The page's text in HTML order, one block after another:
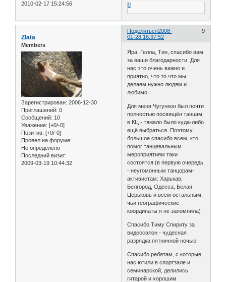
2010-02-17 15:24:56
0
Поделиться 9
2008-
01-28 16:37:52
Zlata
Members
Зарегистрирован: 2006-12-30
Приглашений: 0
Сообщений: 10
Уважение: [+0/-0]
Позитив: [+0/-0]
Провел на форуме:
Не определено
Последний визит:
2009-03-19 10:44:32
Яра, Гелла, Тин, спасибо вам
за ваши благодарности. Для
нас это очень важно и
приятно, что то что мы
делаем нужно людям и
любимо.
Для меня Чугункон был почти
полностью посвящён танцам
в КЦ - тяжело было куда-либо
ещё выбраться. Поэтому
большое спасибо всем, кто
помог танцевальным
мероприятиям таки
состоятся (в первую очередь
- неугомонным танцорам-
активистам: Харькав,
Белгород, Одесса, Белая
Церьковь и всем остальным,
чьи географические
координаты я не запомнила)
Спасибо Тиму Спириту за
видеосалон - чудесная
разрядка пятничной ночью!
Спасибо ребятам, с которые
нас ютили в спортзале и
семинарской, делились
гитарой и хорошим